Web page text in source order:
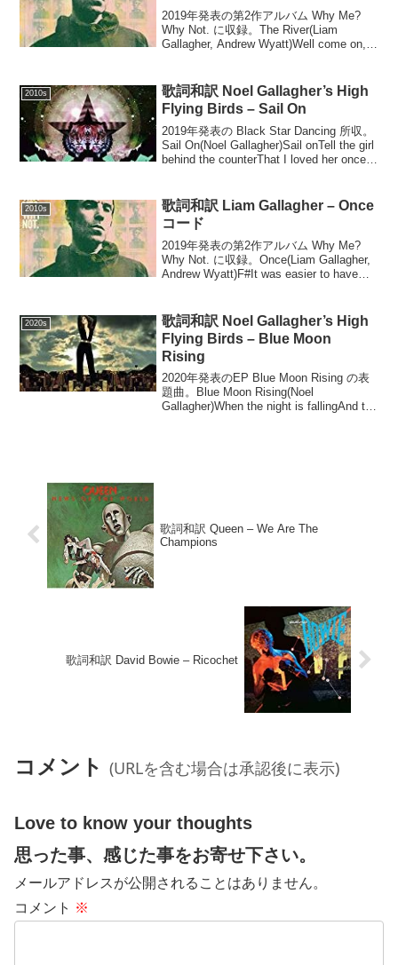
2019年発表の第2作アルバム Why Me?
Why Not. に収録。The River(Liam
Gallagher, Andrew Wyatt)Well come on,
2010s
歌詞和訳 Noel Gallagher’s High
Flying Birds – Sail On
2019年発表の Black Star Dancing 所収。
Sail On(Noel Gallagher)Sail onTell the girl
behind the counterThat I loved her once
2010s
歌詞和訳 Liam Gallagher – Once
コード
2019年発表の第2作アルバム Why Me?
Why Not. に収録。Once(Liam Gallagher,
Andrew Wyatt)F#It was easier to have
2020s
歌詞和訳 Noel Gallagher’s High
Flying Birds – Blue Moon
Rising
2020年発表のEP Blue Moon Rising の表
題曲。Blue Moon Rising(Noel
Gallagher)When the night is fallingAnd the
歌詞和訳 Queen – We Are The
Champions
歌詞和訳 David Bowie – Ricochet
コメント (URLを含む場合は承認後に表示)
Love to know your thoughts
思った事、感じた事をお寄せ下さい。
メールアドレスが公開されることはありません。
コメント ※